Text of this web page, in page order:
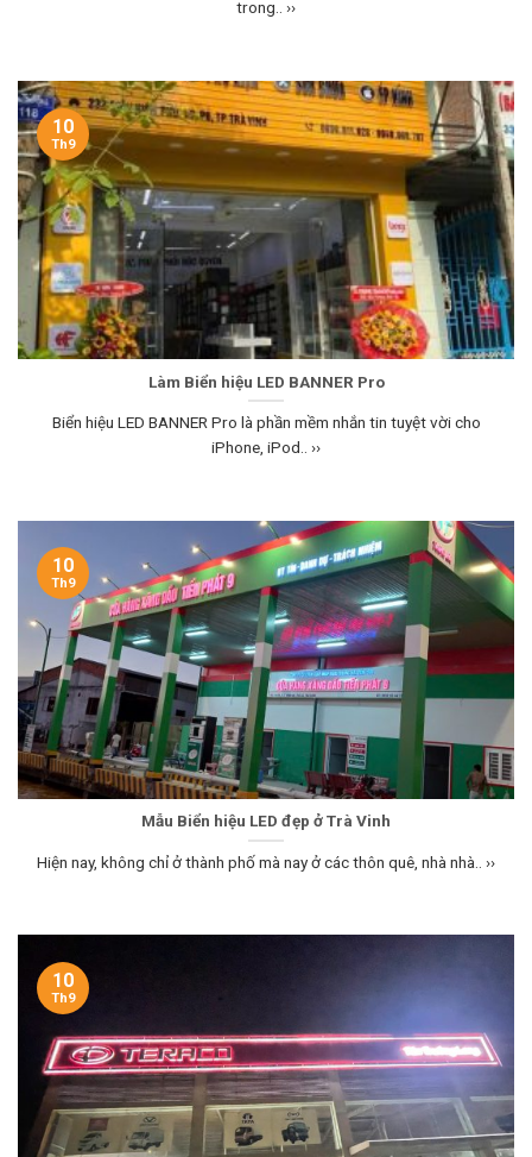
trong.. ››
Làm Biển hiệu LED BANNER Pro
Biển hiệu LED BANNER Pro là phần mềm nhắn tin tuyệt vời cho
iPhone, iPod.. ››
10
Th9
Mẫu Biển hiệu LED đẹp ở Trà Vinh
Hiện nay, không chỉ ở thành phố mà nay ở các thôn quê, nhà nhà.. ››
10
Th9
10
Th9